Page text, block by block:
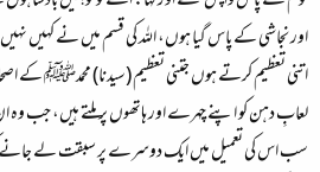
اور نجاشی کے پاس گیا ہوں، اللہ کی قسم میں نے کہیں
اتنی تعظیم کرتے ہوں جتنی تعظیم (سیدنا) محمدﷺ
لعابِ دہن کو اپنے چہرے اور ہاتھوں پر ملتے ہیں، جب وہ
سب اس کی تعمیل میں ایک دوسرے پر سبقت لے